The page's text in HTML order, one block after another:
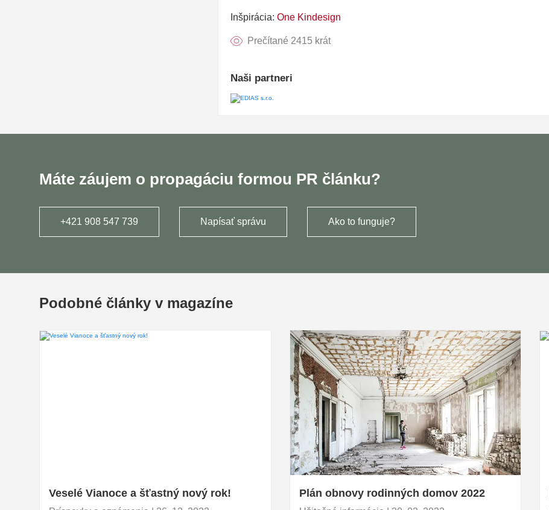
Inšpirácia: One Kindesign
Prečítané 2415 krát
Naši partneri
Máte záujem o propagáciu formou PR článku?
+421 908 547 739 Napísať správu Ako to funguje?
Podobné články v magazíne
Veselé Vianoce a šťastný nový rok! Plán obnovy rodinných domov 2022